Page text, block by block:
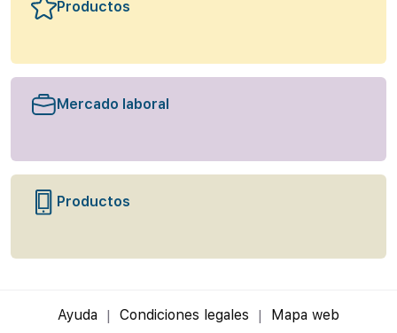
Productos
Mercado laboral
Productos
Ayuda Condiciones legales Mapa web